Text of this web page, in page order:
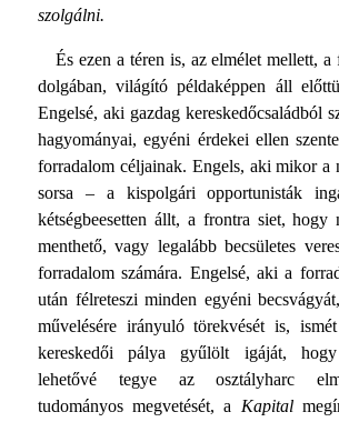
szolgálni.
És ezen a téren is, az elmélet mellett,
dolgában, világító példaképpen áll
Engelsé, aki gazdag kereskedőcsaládból
hagyományai, egyéni érdekei ellen
for­radalom céljainak. Engels, aki mikor a
sorsa – a kispolgári opportunisták
kétségbeesetten állt, a frontra siet, hogy
menthető, vagy legalább becsületes
forradalom számára. Engelsé, aki a
után félre­teszi minden egyéni
művelésére irányuló törekvését is,
kereskedői pálya gyűlölt igáját,
lehetővé tegye az osztályharc
tudományos megvetését, a Kapital